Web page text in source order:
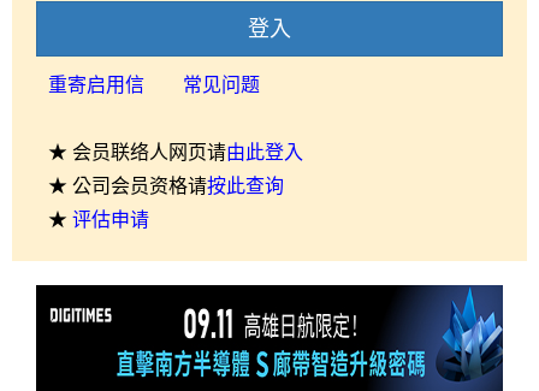
登入
重寄启用信 常见问题
★ 会员联络人网页请由此登入
★ 公司会员资格请按此查询
★ 评估申请